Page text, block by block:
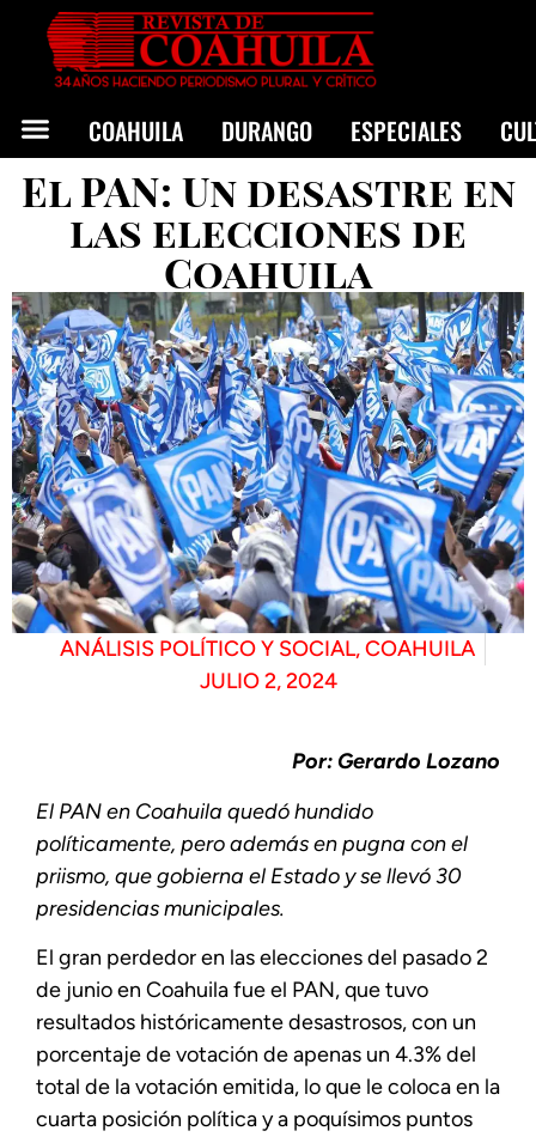
COAHUILA DURANGO ESPECIALES
El PAN: Un desastre en
las elecciones de
Coahuila
ANÁLISIS POLÍTICO Y SOCIAL,COAHUILA
JULIO 2, 2024
Por: Gerardo Lozano
El PAN en Coahuila quedó hundido
políticamente, pero además en pugna con el
priismo, que gobierna el Estado y se llevó 30
presidencias municipales.
El gran perdedor en las elecciones del pasado 2
de junio en Coahuila fue el PAN, que tuvo
resultados históricamente desastrosos, con un
porcentaje de votación de apenas un 4.3% del
total de la votación emitida, lo que le coloca en la
cuarta posición política y a poquísimos puntos